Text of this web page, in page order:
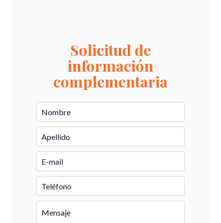
Solicitud de
información
complementaria